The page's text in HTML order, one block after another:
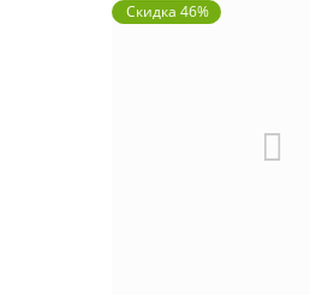
Скидка 46%